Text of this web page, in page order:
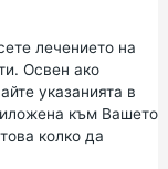
лечението на
Освен ако
указанията в
към Вашето
колко да